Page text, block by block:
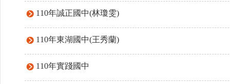
110年誠正國中(林瓊雯)
110年東湖國中(王秀蘭)
110年實踐國中